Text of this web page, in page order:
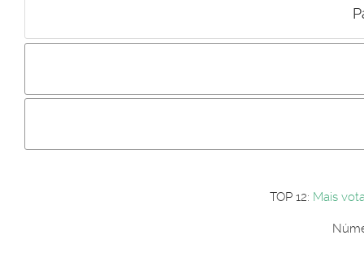
Incluir imagem :
Os
Primeiro autentique-se...
TOP 12: Mais